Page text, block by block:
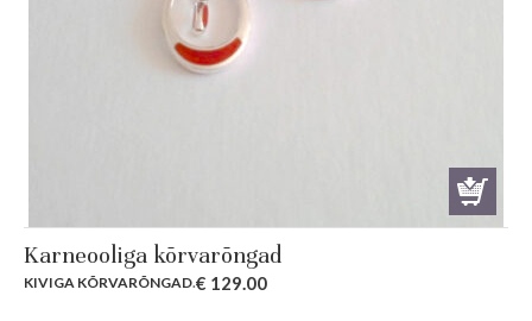
Karneooliga kõrvarõngad
KIVIGA KÕRVARÕNGAD.€ 129.00